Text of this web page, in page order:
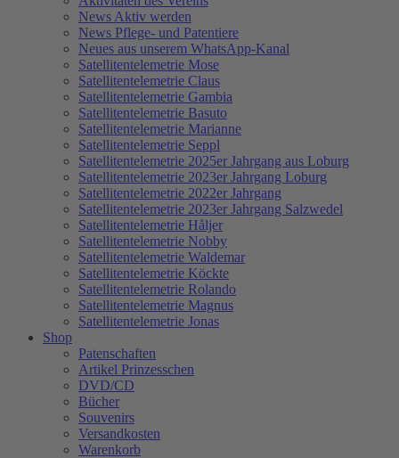
News Aktiv werden
News Pflege- und Patentiere
Neues aus unserem WhatsApp-Kanal
Satellitentelemetrie Mose
Satellitentelemetrie Claus
Satellitentelemetrie Gambia
Satellitentelemetrie Basuto
Satellitentelemetrie Marianne
Satellitentelemetrie Seppl
Satellitentelemetrie 2025er Jahrgang aus Loburg
Satellitentelemetrie 2023er Jahrgang Loburg
Satellitentelemetrie 2022er Jahrgang
Satellitentelemetrie 2023er Jahrgang Salzwedel
Satellitentelemetrie Håljer
Satellitentelemetrie Nobby
Satellitentelemetrie Waldemar
Satellitentelemetrie Köckte
Satellitentelemetrie Rolando
Satellitentelemetrie Magnus
Satellitentelemetrie Jonas
Shop
Patenschaften
Artikel Prinzesschen
DVD/CD
Bücher
Souvenirs
Versandkosten
Warenkorb